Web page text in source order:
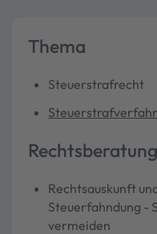
Thema
Steuerstrafrecht
Rechtsberatung
Rechtsauskunft
Steuerfahndung -
vermeiden